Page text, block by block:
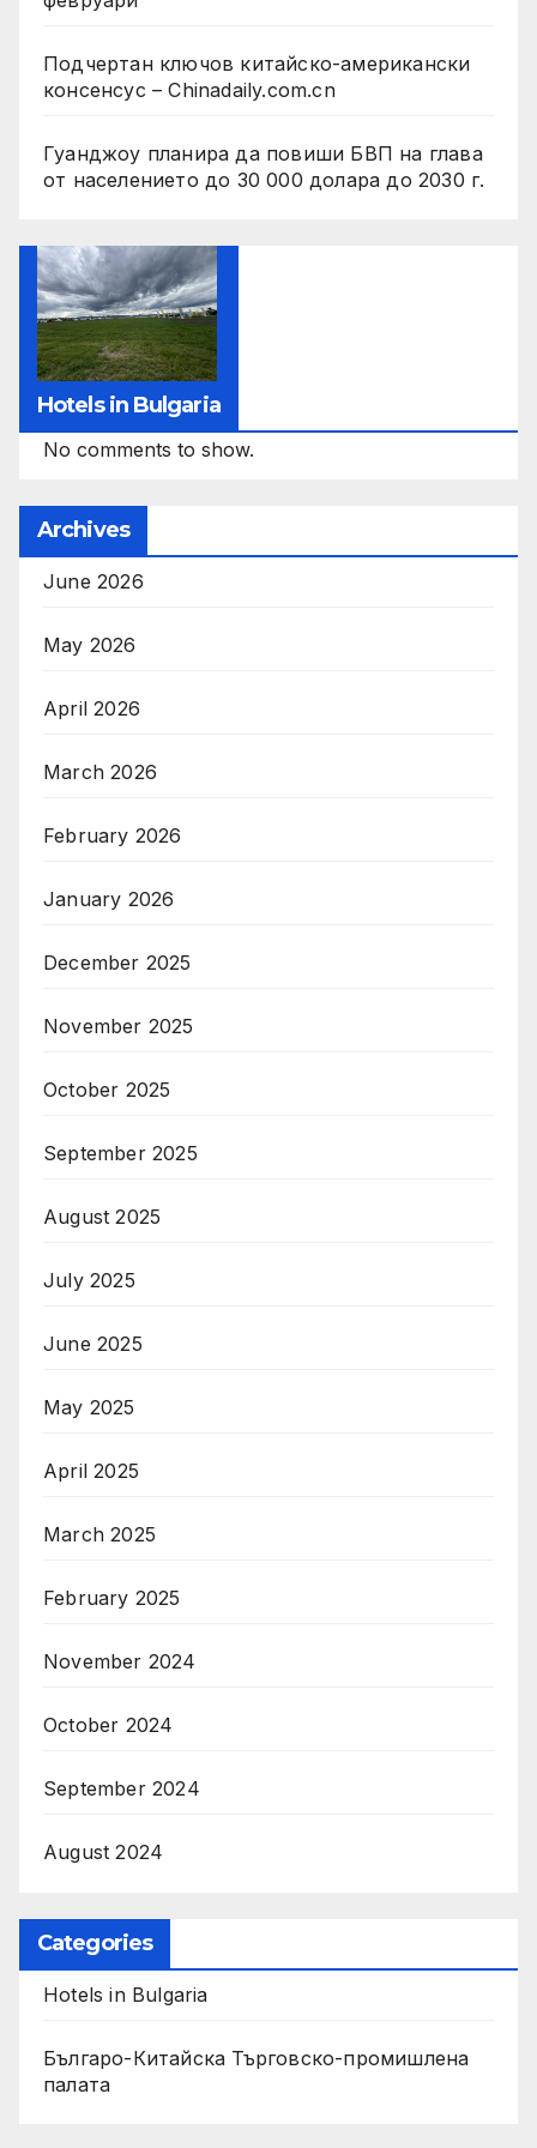
Подчертан ключов китайско-американски
консенсус – Chinadaily.com.cn
Гуанджоу планира да повиши БВП на глава
от населението до 30 000 долара до 2030 г.
Hotels in Bulgaria
No comments to show.
Archives
June 2026
May 2026
April 2026
March 2026
February 2026
January 2026
December 2025
November 2025
October 2025
September 2025
August 2025
July 2025
June 2025
May 2025
April 2025
March 2025
February 2025
November 2024
October 2024
September 2024
August 2024
Categories
Hotels in Bulgaria
Българо-Китайска Търговско-промишлена
палaта